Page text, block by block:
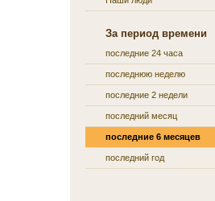
За период времени
последние 24 часа
последнюю неделю
последние 2 недели
последний месяц
последние 6 месяцев
последний год